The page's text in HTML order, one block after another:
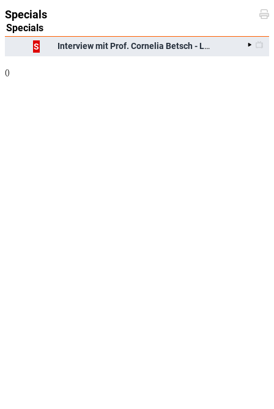
Specials
Specials
S Interview mit Prof. Cornelia Betsch - Langversion
()